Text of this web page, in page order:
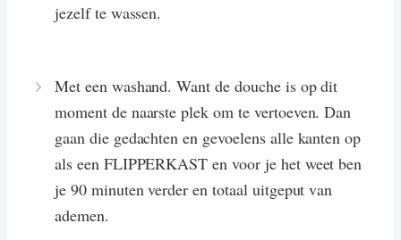
jezelf te wassen.
Met een washand. Want de douche is op dit
moment de naarste plek om te vertoeven. Dan
gaan die gedachten en gevoelens alle kanten op
als een FLIPPERKAST en voor je het weet ben
je 90 minuten verder en totaal uitgeput van
ademen.